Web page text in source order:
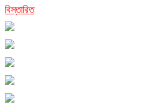
বিস্তারিত